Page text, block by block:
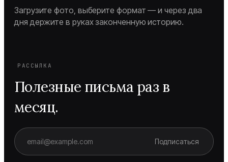
Загрузите фото, выберите формат — и через два
дня держите в руках законченную историю.
РАССЫЛКА
Полезные письма раз в
месяц.
Подписаться